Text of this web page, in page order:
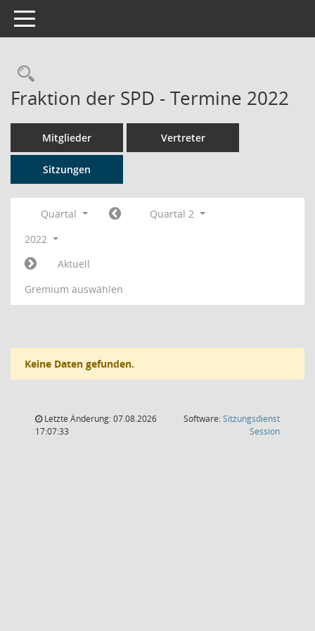
Toggle navigation
Rechercheauswahl
Fraktion der SPD - Termine 2022
Mitglieder Vertreter
Sitzungen
Quartal
Quartal 2
2022
Aktuell
Gremium auswählen
Keine Daten gefunden.
Letzte Änderung: 07.08.2026
17:07:33
Software:Sitzungsdienst
Session(Wird in